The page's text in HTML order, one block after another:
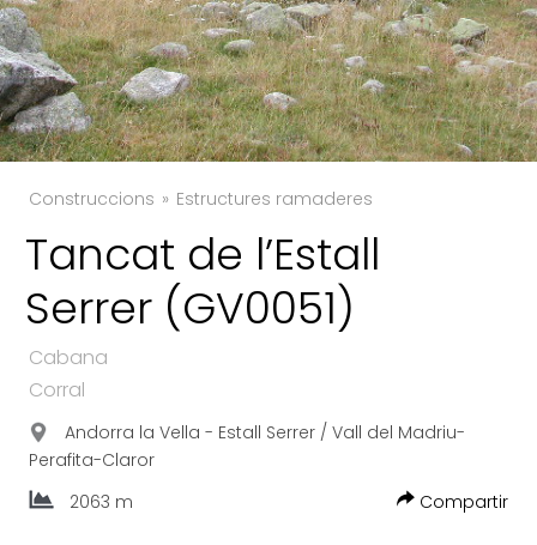
Construccions Estructures ramaderes
Tancat de l’Estall
Serrer (GV0051)
Cabana
Corral
Andorra la Vella - Estall Serrer / Vall del Madriu-
Perafita-Claror
2063 m
Compartir